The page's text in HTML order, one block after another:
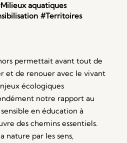
aquatiques
#Territoires
permettait avant tout de
et de renouer avec le vivant
écologiques
notre rapport au
en éducation à
des chemins essentiels.
nature par les sens,